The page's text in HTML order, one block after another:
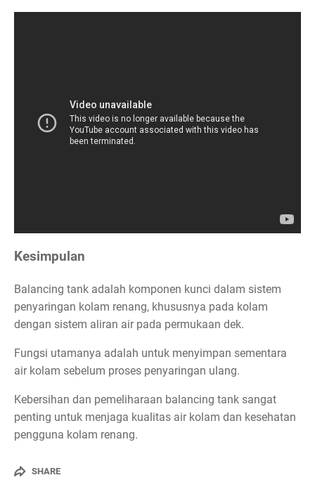
Kesimpulan
Balancing tank adalah komponen kunci dalam sistem
penyaringan kolam renang, khususnya pada kolam
dengan sistem aliran air pada permukaan dek.
Fungsi utamanya adalah untuk menyimpan sementara
air kolam sebelum proses penyaringan ulang.
Kebersihan dan pemeliharaan balancing tank sangat
penting untuk menjaga kualitas air kolam dan kesehatan
pengguna kolam renang.
SHARE